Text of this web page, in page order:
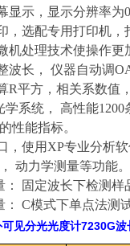
显示，显示分辨率为
，选配专用打印机，
机处理技术使操作更
波长，
仪器自动调
R平方，相关系数值
学系统，
高性能1200
性能指标。
，使用 XP专业分析
动力学测量等功能。
固定波长下检测样
C模式下单点法测
可见分光光度计7230G